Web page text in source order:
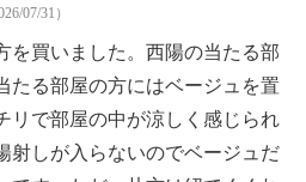
07/31）
を買いました。西陽の当たる部
たる部屋の方にはベージュを置
リで部屋の中が涼しく感じられ
射しが入らないのでベージュだ